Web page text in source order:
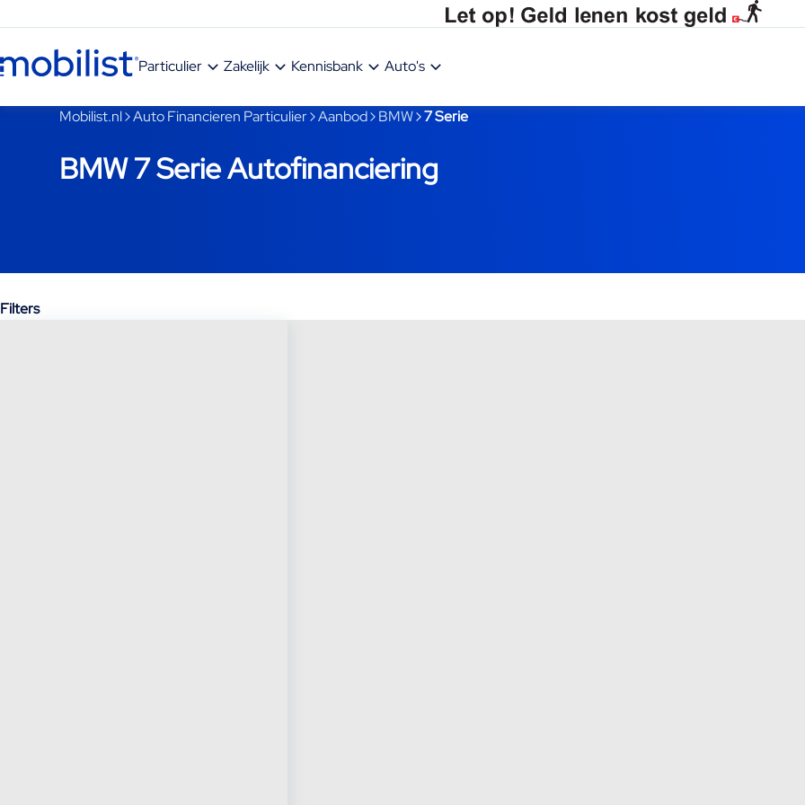
Particulier Zakelijk Kennisbank Auto's
Je bent nu voorbij het hoofdmenu
Mobilist.nl Auto Financieren Particulier Aanbod BMW 7 Serie
BMW 7 Serie Autofinanciering
Filters